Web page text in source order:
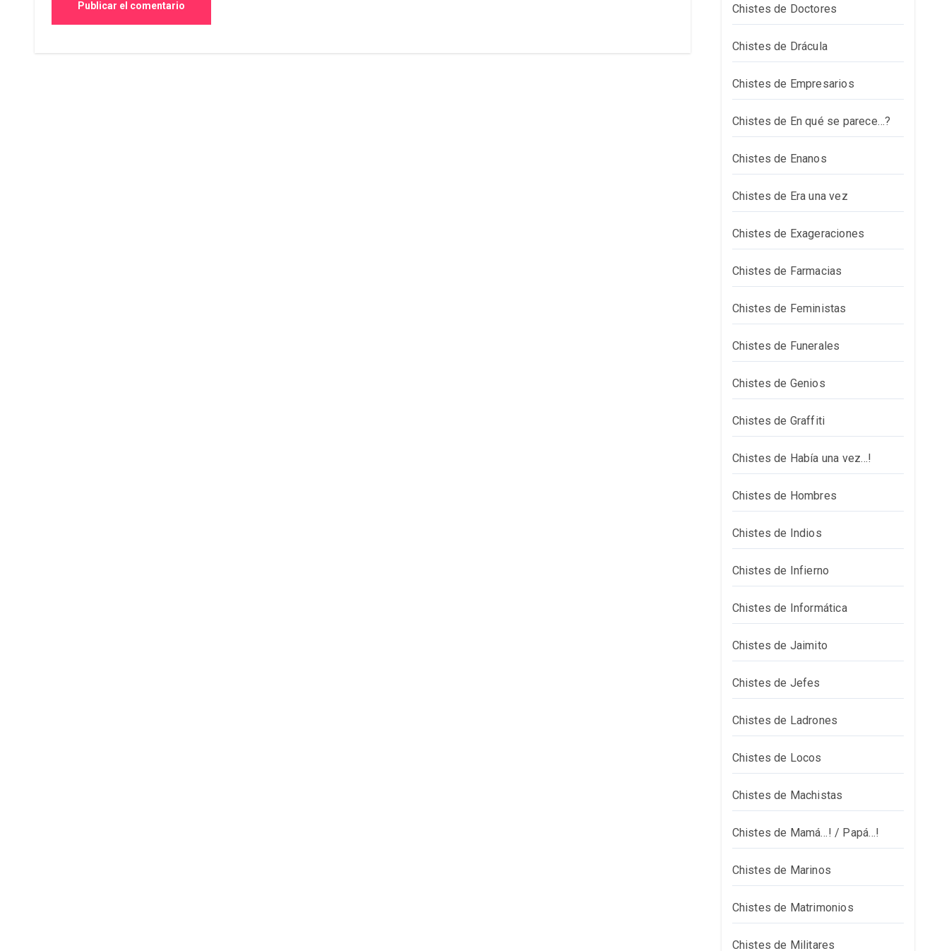
Chistes de Doctores
Chistes de Drácula
Chistes de Empresarios
Chistes de En qué se parece…?
Chistes de Enanos
Chistes de Era una vez
Chistes de Exageraciones
Chistes de Farmacias
Chistes de Feministas
Chistes de Funerales
Chistes de Genios
Chistes de Graffiti
Chistes de Había una vez…!
Chistes de Hombres
Chistes de Indios
Chistes de Infierno
Chistes de Informática
Chistes de Jaimito
Chistes de Jefes
Chistes de Ladrones
Chistes de Locos
Chistes de Machistas
Chistes de Mamá…! / Papá…!
Chistes de Marinos
Chistes de Matrimonios
Chistes de Militares